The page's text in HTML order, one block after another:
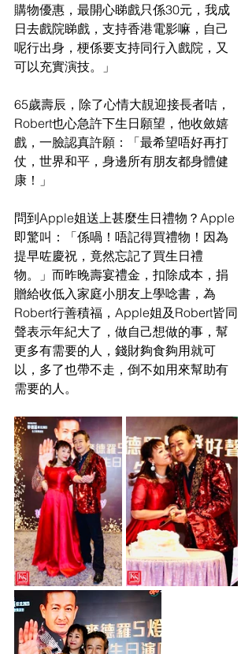
購物優惠，最開心睇戲只係30元，我成
日去戲院睇戲，支持香港電影嘛，自己
呢行出身，梗係要支持同行入戲院，又
可以充實演技。」
65歲壽辰，除了心情大靚迎接長者咭，
Robert也心急許下生日願望，他收斂嬉
戲，一臉認真許願：「最希望唔好再打
仗，世界和平，身邊所有朋友都身體健
康！」
問到Apple姐送上甚麼生日禮物？Apple
即驚叫：「係喎！唔記得買禮物！因為
提早咗慶祝，竟然忘記了買生日禮
物。」而昨晚壽宴禮金，扣除成本，捐
贈給收低入家庭小朋友上學唸書，為
Robert行善積福，Apple姐及Robert皆同
聲表示年紀大了，做自己想做的事，幫
更多有需要的人，錢財夠食夠用就可
以，多了也帶不走，倒不如用來幫助有
需要的人。